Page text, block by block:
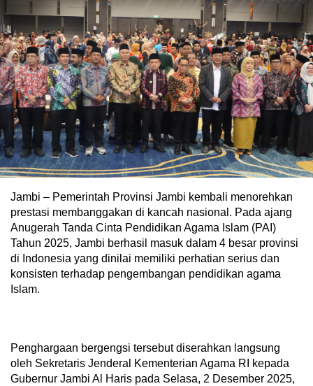
Jambi – Pemerintah Provinsi Jambi kembali menorehkan
prestasi membanggakan di kancah nasional. Pada ajang
Anugerah Tanda Cinta Pendidikan Agama Islam (PAI)
Tahun 2025, Jambi berhasil masuk dalam 4 besar provinsi
di Indonesia yang dinilai memiliki perhatian serius dan
konsisten terhadap pengembangan pendidikan agama
Islam.
Penghargaan bergengsi tersebut diserahkan langsung
oleh Sekretaris Jenderal Kementerian Agama RI kepada
Gubernur Jambi Al Haris pada Selasa, 2 Desember 2025,